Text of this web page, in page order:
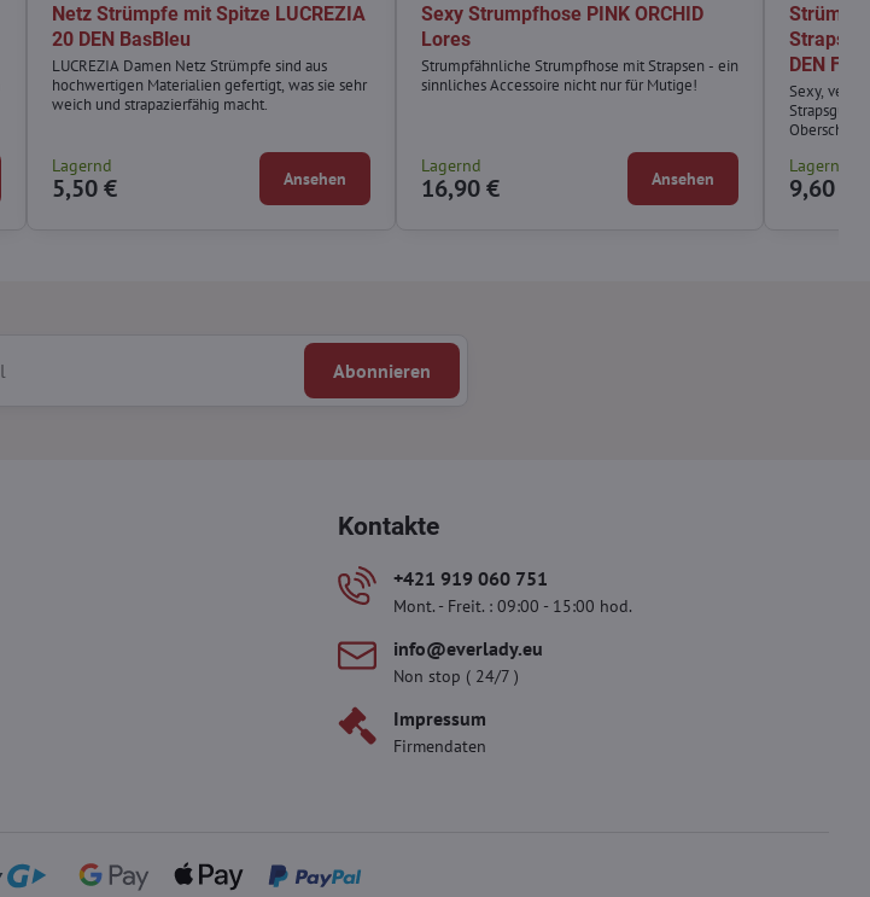
Netz Strümpfe mit Spitze LUCREZIA
20 DEN BasBleu
LUCREZIA Damen Netz Strümpfe sind aus
hochwertigen Materialien gefertigt, was sie sehr
weich und strapazierfähig macht.
Lagernd
5,50 € Ansehen
Sexy Strumpfhose PINK ORCHID
Lores
Strumpfähnliche Strumpfhose mit Strapsen - ein
sinnliches Accessoire nicht nur für Mutige!
Lagernd
16,90 € Ansehen
DEN
Sexy,
Lagernd
9,60 €
Abonnieren
Kontakte
+421 919 060 751
Mont. - Freit. : 09:00 - 15:00 hod.
info​@everlady​.eu
Non stop ( 24/7 )
Impressum
Firmendaten